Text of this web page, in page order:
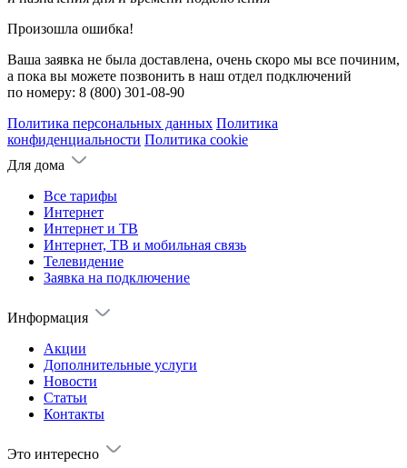
Произошла ошибка!
Ваша заявка не была доставлена, очень скоро мы все починим,
а пока вы можете позвонить в наш отдел подключений
по номеру: 8 (800) 301-08-90
Политика персональных данных Политика
конфиденциальности Политика cookie
Для дома
Все тарифы
Интернет
Интернет и ТВ
Интернет, ТВ и мобильная связь
Телевидение
Заявка на подключение
Информация
Акции
Дополнительные услуги
Новости
Статьи
Контакты
Это интересно